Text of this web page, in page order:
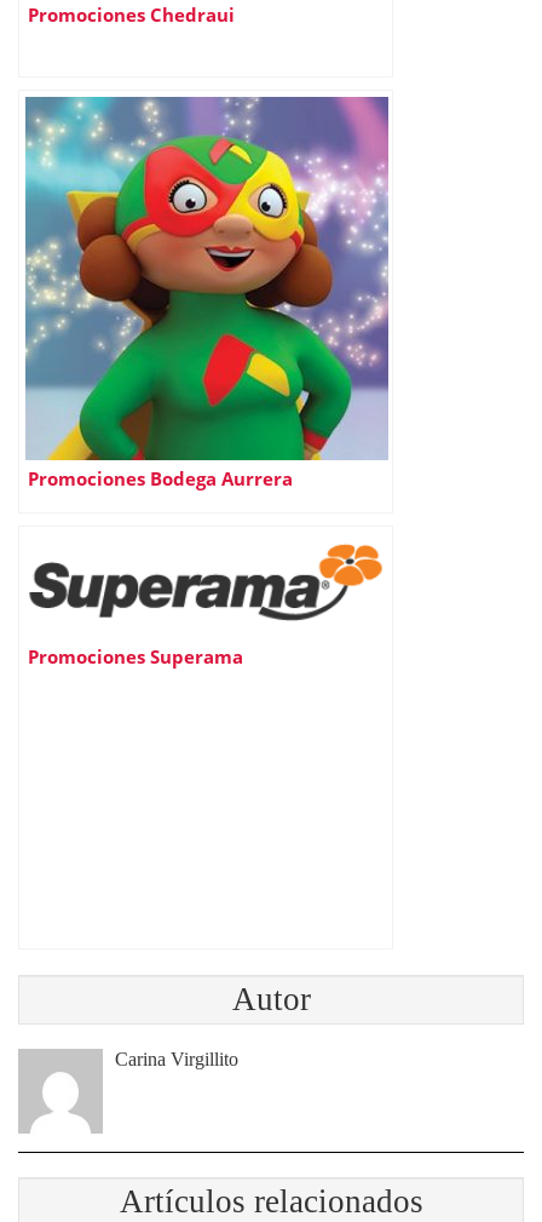
Promociones Chedraui
Promociones Bodega Aurrera
Promociones Superama
Autor
Carina Virgillito
Artículos relacionados